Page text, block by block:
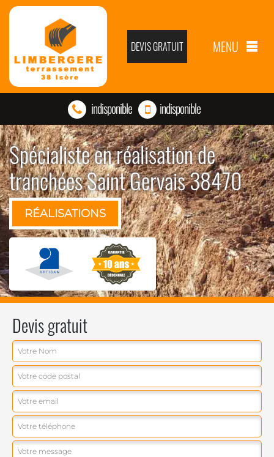
DEVIS GRATUIT MENU
indisponible indisponible
Spécialiste en réalisation de
tranchées Saint Gervais 38470
RÉALISATIONS
Devis gratuit